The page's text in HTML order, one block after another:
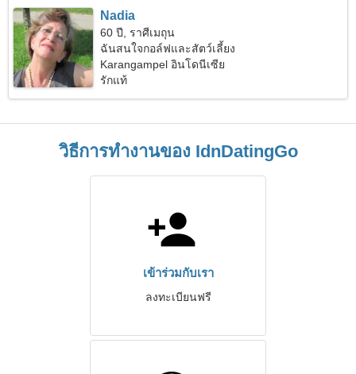
Nadia
60 ปี, ราศีเมถุน
ฉันสนใจกอล์ฟและสัตว์เลี้ยง
Karangampel อินโดนีเซีย
รักแท้
วิธีการทำงานของ IdnDatingGo
เข้าร่วมกับเรา
ลงทะเบียนฟรี